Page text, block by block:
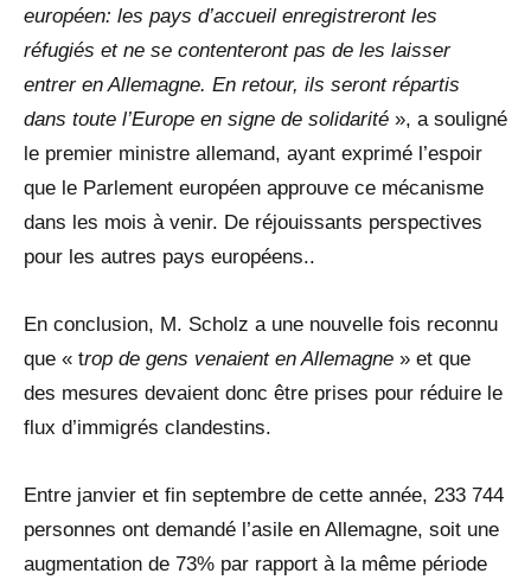
européen: les pays d’accueil enregistreront les
réfugiés et ne se contenteront pas de les laisser
entrer en Allemagne. En retour, ils seront répartis
dans toute l’Europe en signe de solidarité », a souligné
le premier ministre allemand, ayant exprimé l’espoir
que le Parlement européen approuve ce mécanisme
dans les mois à venir. De réjouissants perspectives
pour les autres pays européens..
En conclusion, M. Scholz a une nouvelle fois reconnu
que « trop de gens venaient en Allemagne » et que
des mesures devaient donc être prises pour réduire le
flux d’immigrés clandestins.
Entre janvier et fin septembre de cette année, 233 744
personnes ont demandé l’asile en Allemagne, soit une
augmentation de 73% par rapport à la même période